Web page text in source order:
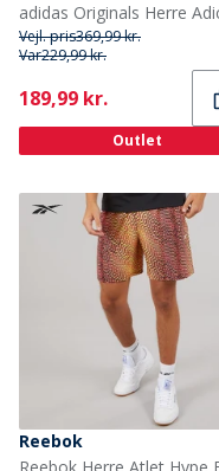
Vejl. pris369,99 kr.
Var229,99 kr.
Current
189,99 kr.
Outlet
Reebok